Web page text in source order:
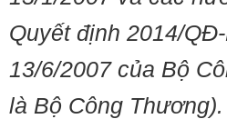
Quyết định 2014/
13/6/2007 của Bộ
là Bộ Công